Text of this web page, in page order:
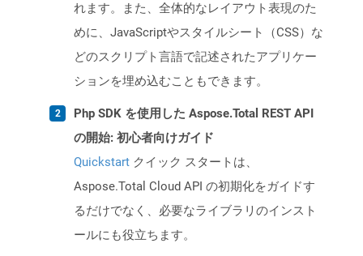
れます。また、全体的なレイアウト表現のた
めに、JavaScriptやスタイルシート（CSS）な
どのスクリプト言語で記述されたアプリケー
ションを埋め込むこともできます。
Php SDK を使用した Aspose.Total REST API
の開始: 初心者向けガイド
Quickstart クイック スタートは、
Aspose.Total Cloud API の初期化をガイドす
るだけでなく、必要なライブラリのインスト
ールにも役立ちます。